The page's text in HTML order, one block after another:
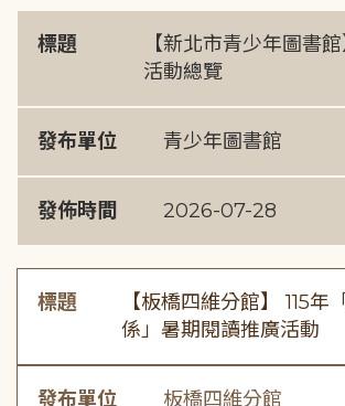
標題
【新北市青少年圖書館
活動總覽
發布單位 青少年圖書館
發佈時間 2026-07-28
標題
【板橋四維分館】 115年
係」暑期閱讀推廣活動
發布單位 板橋四維分館